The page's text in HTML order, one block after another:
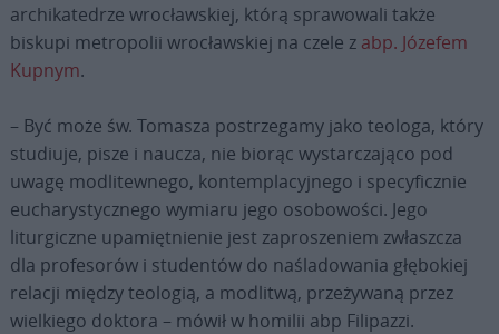
archikatedrze wrocławskiej, którą sprawowali także
biskupi metropolii wrocławskiej na czele z abp. Józefem
Kupnym.
– Być może św. Tomasza postrzegamy jako teologa, który
studiuje, pisze i naucza, nie biorąc wystarczająco pod
uwagę modlitewnego, kontemplacyjnego i specyficznie
eucharystycznego wymiaru jego osobowości. Jego
liturgiczne upamiętnienie jest zaproszeniem zwłaszcza
dla profesorów i studentów do naśladowania głębokiej
relacji między teologią, a modlitwą, przeżywaną przez
wielkiego doktora – mówił w homilii abp Filipazzi.